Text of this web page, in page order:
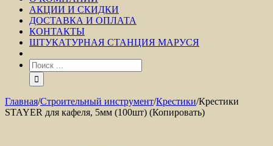
АКЦИИ И СКИДКИ
ДОСТАВКА И ОПЛАТА
КОНТАКТЫ
ШТУКАТУРНАЯ СТАНЦИЯ МАРУСЯ
Главная/Строительный инструмент/Крестики/Крестики
STAYER для кафеля, 5мм (100шт) (Копировать)